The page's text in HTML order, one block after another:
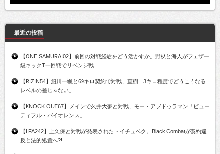
最近の投稿
【ONE SAMURAI02】前回の対戦経験をどう活かすか。野杁と海人がフェザー
級キックT一回戦でリベンジ戦
【RIZIN54】細川一颯と69キロ契約で対戦、直樹「3キロ程度でどうこうなる
レベルの差じゃない」
【KNOCK OUT67】メインで久井大夢と対戦、モー・アブドゥラマン「ビュー
ティフル・バイオレンス」
【LFA242】上久保と対戦が発表されたトイチュベク。Black Combatが契約違
反と法的処置へ?!